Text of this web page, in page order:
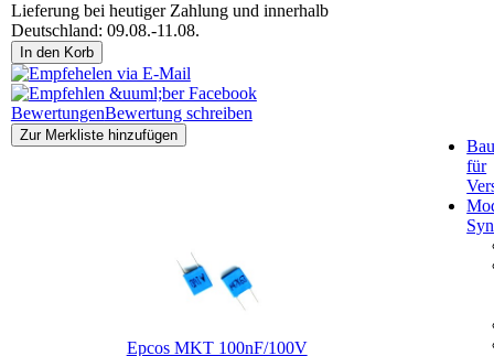
Lieferung bei heutiger Zahlung und innerhalb
Deutschland: 09.08.-11.08.
In den Korb
BewertungenBewertung schreiben
Zur Merkliste hinzufügen
Epcos MKT 100nF/100V
für